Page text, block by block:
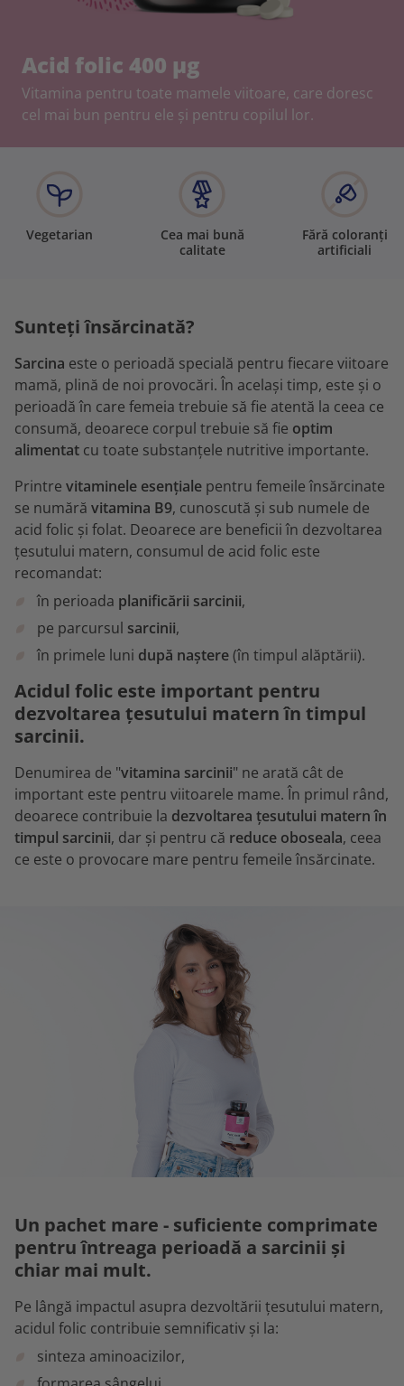
Acid folic 400 μg
Vitamina pentru toate mamele viitoare, care doresc
cel mai bun pentru ele și pentru copilul lor.
Vegetarian
Cea mai bună
calitate
Fără coloranți
artificiali
Sunteți însărcinată?
Sarcina este o perioadă specială pentru fiecare viitoare
mamă, plină de noi provocări. În același timp, este și o
perioadă în care femeia trebuie să fie atentă la ceea ce
consumă, deoarece corpul trebuie să fie optim
alimentat cu toate substanțele nutritive importante.
Printre vitaminele esențiale pentru femeile însărcinate
se numără vitamina B9, cunoscută și sub numele de
acid folic și folat. Deoarece are beneficii în dezvoltarea
țesutului matern, consumul de acid folic este
recomandat:
în perioada planificării sarcinii,
pe parcursul sarcinii,
în primele luni după naștere(în timpul alăptării).
Acidul folic este important pentru
dezvoltarea țesutului matern în timpul
sarcinii.
Denumirea de "vitamina sarcinii" ne arată cât de
important este pentru viitoarele mame. În primul rând,
deoarece contribuie la dezvoltarea țesutului matern în
timpul sarcinii, dar și pentru că reduce oboseala, ceea
ce este o provocare mare pentru femeile însărcinate.
Un pachet mare - suficiente comprimate
pentru întreaga perioadă a sarcinii și
chiar mai mult.
Pe lângă impactul asupra dezvoltării țesutului matern,
acidul folic contribuie semnificativ și la:
sinteza aminoacizilor,